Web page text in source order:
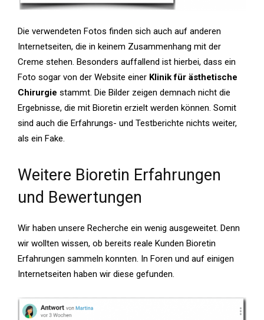
Die verwendeten Fotos finden sich auch auf anderen
Internetseiten, die in keinem Zusammenhang mit der
Creme stehen. Besonders auffallend ist hierbei, dass ein
Foto sogar von der Website einer Klinik für ästhetische
Chirurgie stammt. Die Bilder zeigen demnach nicht die
Ergebnisse, die mit Bioretin erzielt werden können. Somit
sind auch die Erfahrungs- und Testberichte nichts weiter,
als ein Fake.
Weitere Bioretin Erfahrungen
und Bewertungen
Wir haben unsere Recherche ein wenig ausgeweitet. Denn
wir wollten wissen, ob bereits reale Kunden Bioretin
Erfahrungen sammeln konnten. In Foren und auf einigen
Internetseiten haben wir diese gefunden.